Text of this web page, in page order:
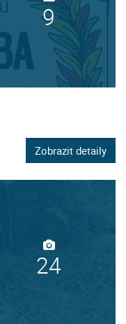
9
Zobrazit detaily
24